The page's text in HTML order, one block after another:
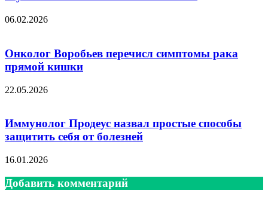
06.02.2026
Онколог Воробьев перечисл симптомы рака
прямой кишки
22.05.2026
Иммунолог Продеус назвал простые способы
защитить себя от болезней
16.01.2026
Добавить комментарий